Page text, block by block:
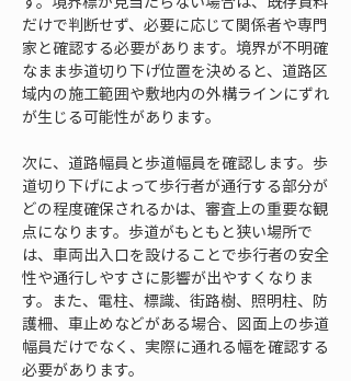
だけで判断せず、必要に応じて関係者や専門
家と確認する必要があります。境界が不明確
なまま歩道切り下げ位置を決めると、道路区
域内の施工範囲や敷地内の外構ラインにずれ
が生じる可能性があります。
次に、道路幅員と歩道幅員を確認します。歩
道切り下げによって歩行者が通行する部分が
どの程度確保されるかは、審査上の重要な観
点になります。歩道がもともと狭い場所で
は、車両出入口を設けることで歩行者の安全
性や通行しやすさに影響が出やすくなりま
す。また、電柱、標識、街路樹、照明柱、防
護柵、車止めなどがある場合、図面上の歩道
幅員だけでなく、実際に通れる幅を確認する
必要があります。